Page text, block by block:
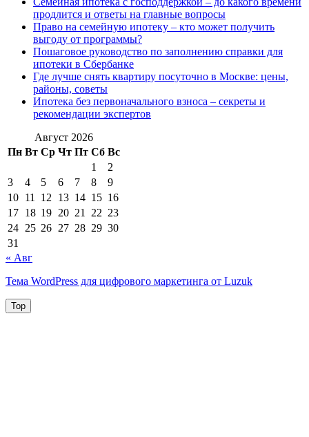
продлится и ответы на главные вопросы
Право на семейную ипотеку – кто может получить
выгоду от программы?
Пошаговое руководство по заполнению справки для
ипотеки в Сбербанке
Где лучше снять квартиру посуточно в Москве: цены,
районы, советы
Ипотека без первоначального взноса – секреты и
рекомендации экспертов
Август 2026
Пн Вт Ср Чт Пт Сб Вс
1
2
3
4 5 6 7 8
9
10 11 12 13 14 15 16
17 18 19 20 21 22 23
24 25 26 27 28 29 30
31
« Авг
Тема WordPress для цифрового маркетинга от Luzuk
Top